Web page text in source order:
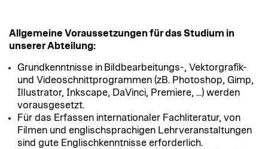
Allgemeine Voraussetzungen für das Studium in
unserer Abteilung:
Grundkenntnisse in Bildbearbeitungs-, Vektorgrafik-
und Videoschnittprogrammen (zB. Photoshop, Gimp,
Illustrator, Inkscape, DaVinci, Premiere, ...) werden
vorausgesetzt.
Für das Erfassen internationaler Fachliteratur, von
Filmen und englischsprachigen Lehrveranstaltungen
sind gute Englischkenntnisse erforderlich.